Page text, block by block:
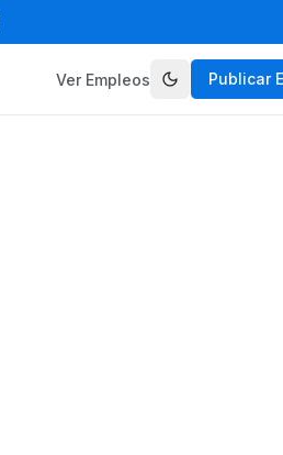
Ver Empleos Publicar